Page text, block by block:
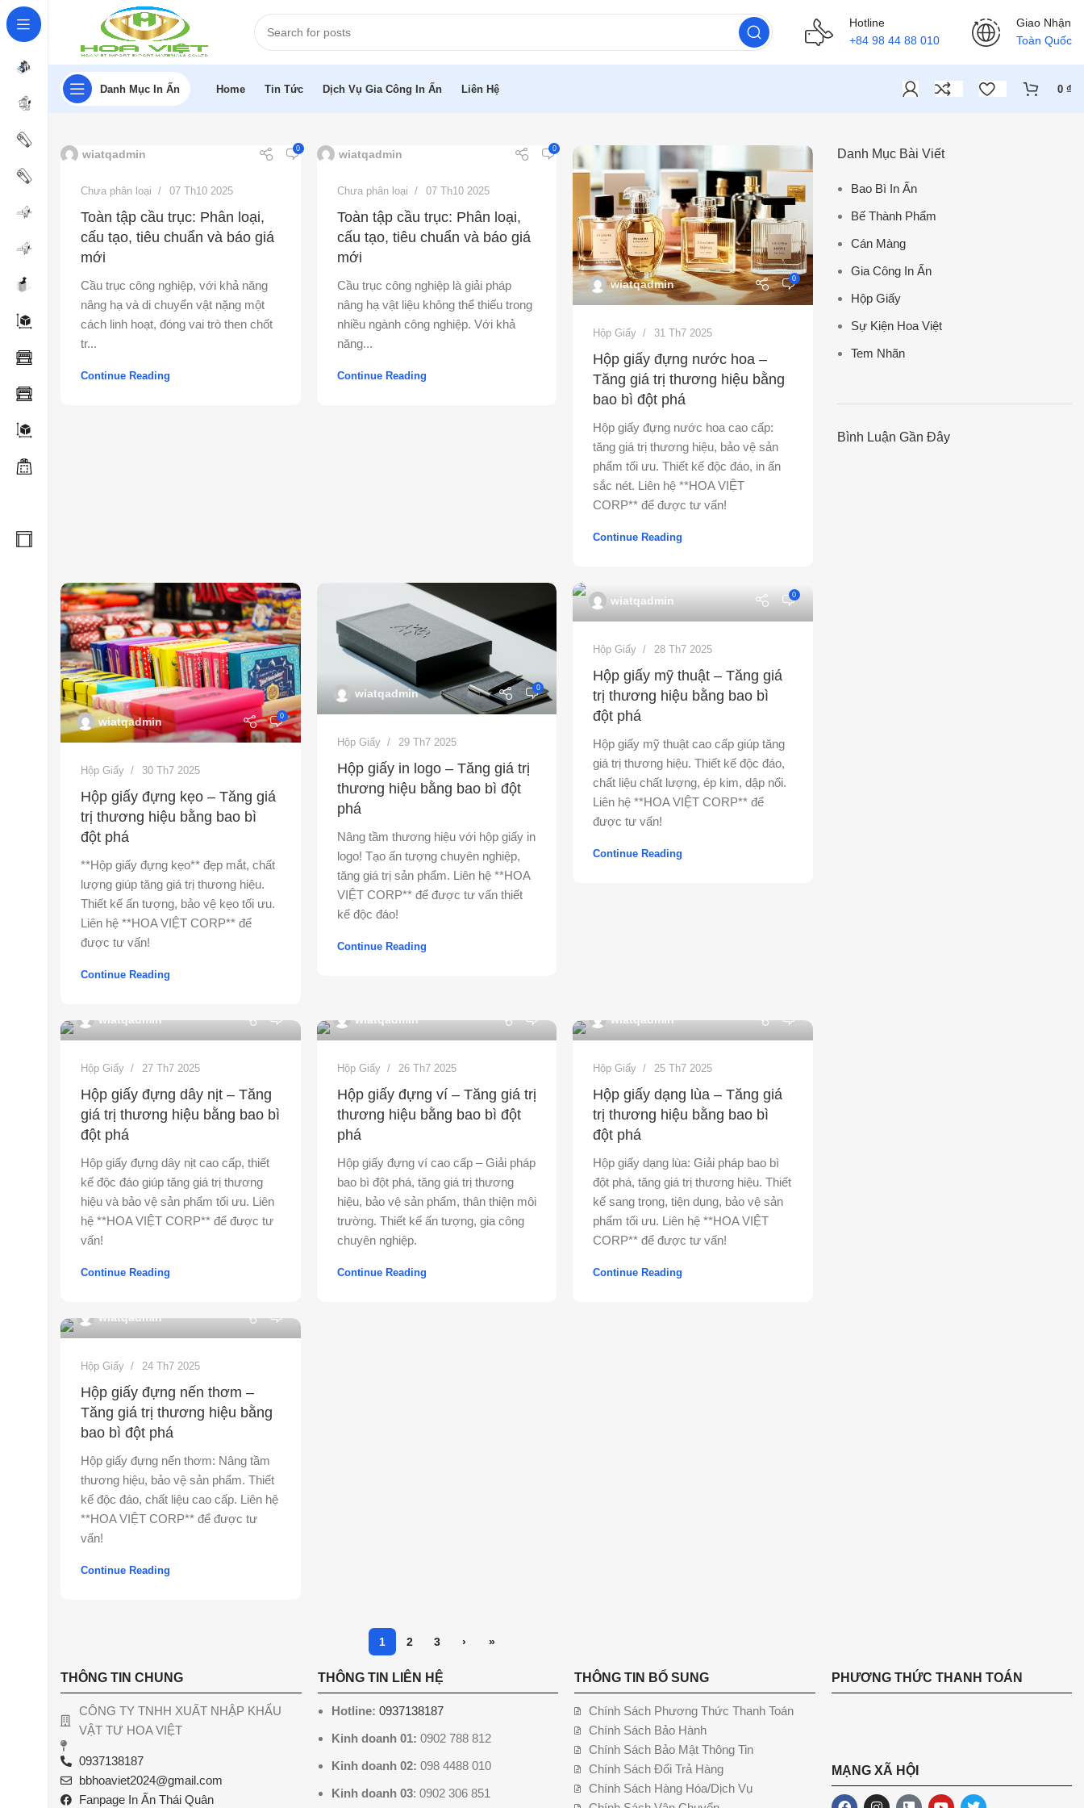
Hotline
+84 98 44 88 010
Giao Nhận
Toàn Quốc
Danh Mục In Ấn Home Tin Tức Dịch Vụ Gia Công In Ấn Liên Hệ 0 ₫
wiatqadmin 0
Chưa phân loại 07 Th10 2025
Toàn tập cầu trục: Phân loại,
cấu tạo, tiêu chuẩn và báo giá
mới
Cầu trục công nghiệp, với khả năng
nâng hạ và di chuyển vật nặng một
cách linh hoạt, đóng vai trò then chốt
tr...
Continue Reading
wiatqadmin 0
Chưa phân loại 07 Th10 2025
Toàn tập cầu trục: Phân loại,
cấu tạo, tiêu chuẩn và báo giá
mới
Cầu trục công nghiệp là giải pháp
nâng hạ vật liệu không thể thiếu trong
nhiều ngành công nghiệp. Với khả
năng...
Continue Reading
wiatqadmin 0
Hộp Giấy 31 Th7 2025
Hộp giấy đựng nước hoa –
Tăng giá trị thương hiệu bằng
bao bì đột phá
Hộp giấy đựng nước hoa cao cấp:
tăng giá trị thương hiệu, bảo vệ sản
phẩm tối ưu. Thiết kế độc đáo, in ấn
sắc nét. Liên hệ **HOA VIỆT
CORP** để được tư vấn!
Continue Reading
wiatqadmin 0
Hộp Giấy 30 Th7 2025
Hộp giấy đựng kẹo – Tăng giá
trị thương hiệu bằng bao bì
đột phá
**Hộp giấy đựng kẹo** đẹp mắt, chất
lượng giúp tăng giá trị thương hiệu.
Thiết kế ấn tượng, bảo vệ kẹo tối ưu.
Liên hệ **HOA VIỆT CORP** để
được tư vấn!
Continue Reading
wiatqadmin 0
Hộp Giấy 29 Th7 2025
Hộp giấy in logo – Tăng giá trị
thương hiệu bằng bao bì đột
phá
Nâng tầm thương hiệu với hộp giấy in
logo! Tạo ấn tượng chuyên nghiệp,
tăng giá trị sản phẩm. Liên hệ **HOA
VIỆT CORP** để được tư vấn thiết
kế độc đáo!
Continue Reading
wiatqadmin 0
Hộp Giấy 28 Th7 2025
Hộp giấy mỹ thuật – Tăng giá
trị thương hiệu bằng bao bì
đột phá
Hộp giấy mỹ thuật cao cấp giúp tăng
giá trị thương hiệu. Thiết kế độc đáo,
chất liệu chất lượng, ép kim, dập nổi.
Liên hệ **HOA VIỆT CORP** để
được tư vấn!
Continue Reading
wiatqadmin
Hộp Giấy 27 Th7 2025
Hộp giấy đựng dây nịt – Tăng
giá trị thương hiệu bằng bao bì
đột phá
Hộp giấy đựng dây nịt cao cấp, thiết
kế độc đáo giúp tăng giá trị thương
hiệu và bảo vệ sản phẩm tối ưu. Liên
hệ **HOA VIỆT CORP** để được tư
vấn!
Continue Reading
wiatqadmin
Hộp Giấy 26 Th7 2025
Hộp giấy đựng ví – Tăng giá trị
thương hiệu bằng bao bì đột
phá
Hộp giấy đựng ví cao cấp – Giải pháp
bao bì đột phá, tăng giá trị thương
hiệu, bảo vệ sản phẩm, thân thiện môi
trường. Thiết kế ấn tượng, gia công
chuyên nghiệp.
Continue Reading
wiatqadmin
Hộp Giấy 25 Th7 2025
Hộp giấy dạng lùa – Tăng giá
trị thương hiệu bằng bao bì
đột phá
Hộp giấy dạng lùa: Giải pháp bao bì
đột phá, tăng giá trị thương hiệu. Thiết
kế sang trọng, tiện dụng, bảo vệ sản
phẩm tối ưu. Liên hệ **HOA VIỆT
CORP** để được tư vấn!
Continue Reading
wiatqadmin
Hộp Giấy 24 Th7 2025
Hộp giấy đựng nến thơm –
Tăng giá trị thương hiệu bằng
bao bì đột phá
Hộp giấy đựng nến thơm: Nâng tầm
thương hiệu, bảo vệ sản phẩm. Thiết
kế độc đáo, chất liệu cao cấp. Liên hệ
**HOA VIỆT CORP** để được tư
vấn!
Continue Reading
1 2 3 › »
Danh Mục Bài Viết
Bao Bì In Ấn
Bế Thành Phẩm
Cán Màng
Gia Công In Ấn
Hộp Giấy
Sự Kiện Hoa Việt
Tem Nhãn
Bình Luận Gần Đây
THÔNG TIN CHUNG
CÔNG TY TNHH XUẤT NHẬP KHẨU
VẬT TƯ HOA VIỆT
0937138187
bbhoaviet2024@gmail.com
Fanpage In Ấn Thái Quân
THÔNG TIN LIÊN HỆ
Hotline: 0937138187
Kinh doanh 01: 0902 788 812
Kinh doanh 02: 098 4488 010
Kinh doanh 03: 0902 306 851
THÔNG TIN BỔ SUNG
Chính Sách Phương Thức Thanh Toán
Chính Sách Bảo Hành
Chính Sách Bảo Mật Thông Tin
Chính Sách Đổi Trả Hàng
Chính Sách Hàng Hóa/Dịch Vụ
PHƯƠNG THỨC THANH TOÁN
MẠNG XÃ HỘI